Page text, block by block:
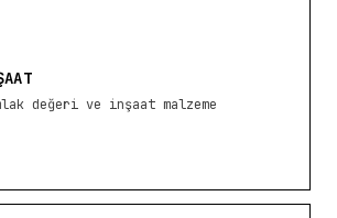
değeri ve inşaat malzeme